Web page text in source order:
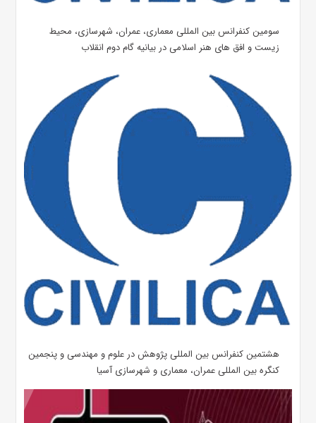
سومین کنفرانس بین المللی معماری، عمران، شهرسازی، محیط
زیست و افق های هنر اسلامی در بیانیه گام دوم انقلاب
هشتمین کنفرانس بین المللی پژوهش در علوم و مهندسی و پنجمین
کنگره بین المللی عمران، معماری و شهرسازی آسیا